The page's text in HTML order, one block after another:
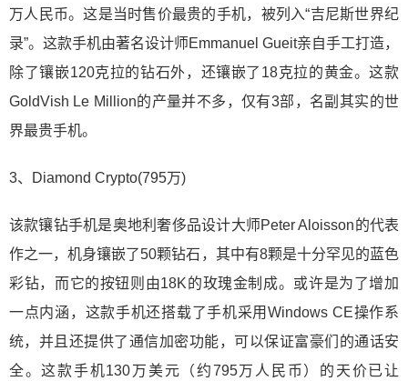
万人民币。这是当时售价最贵的手机，被列入“吉尼斯世界纪
录”。这款手机由著名设计师Emmanuel Gueit亲自手工打造，
除了镶嵌120克拉的钻石外，还镶嵌了18克拉的黄金。这款
GoldVish Le Million的产量并不多，仅有3部，名副其实的世
界最贵手机。
3、Diamond Crypto(795万)
该款镶钻手机是奥地利奢侈品设计大师Peter Aloisson的代表
作之一，机身镶嵌了50颗钻石，其中有8颗是十分罕见的蓝色
彩钻，而它的按钮则由18K的玫瑰金制成。或许是为了增加
一点内涵，这款手机还搭载了手机采用Windows CE操作系
统，并且还提供了通信加密功能，可以保证富豪们的通话安
全。这款手机130万美元（约795万人民币）的天价已让